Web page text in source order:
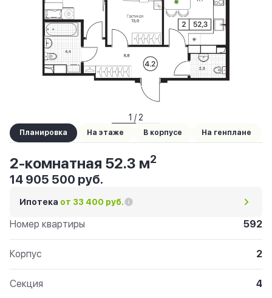
1 / 2
Планировка На этаже В корпусе На генплане
2-комнатная 52.3 м2
14 905 500 руб.
Ипотека от 33 400 руб.
Номер квартиры 592
Корпус 2
Секция 4